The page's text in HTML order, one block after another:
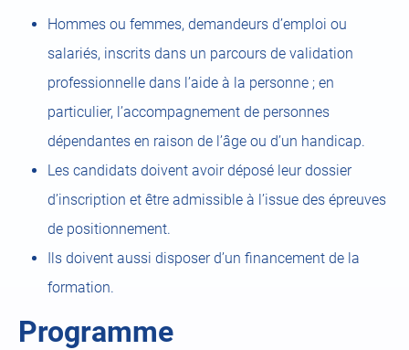
Hommes ou femmes, demandeurs d’emploi ou
salariés, inscrits dans un parcours de validation
professionnelle dans l’aide à la personne ; en
particulier, l’accompagnement de personnes
dépendantes en raison de l’âge ou d’un handicap.
Les candidats doivent avoir déposé leur dossier
d’inscription et être admissible à l’issue des épreuves
de positionnement.
Ils doivent aussi disposer d’un financement de la
formation.
Programme